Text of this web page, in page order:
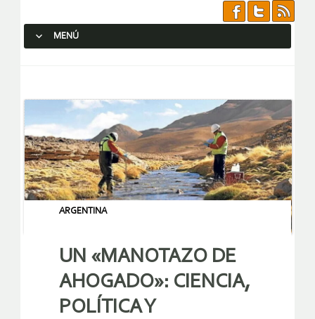
MENÚ
ARGENTINA
UN «MANOTAZO DE
AHOGADO»: CIENCIA,
POLÍTICA Y